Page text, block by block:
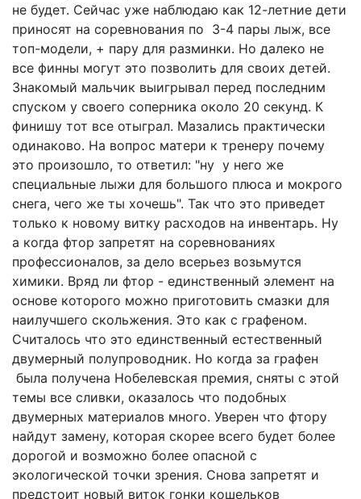
не будет. Сейчас уже наблюдаю как 12-летние дети
приносят на соревнования по 3-4 пары лыж, все
топ-модели, + пару для разминки. Но далеко не
все финны могут это позволить для своих детей.
Знакомый мальчик выигрывал перед последним
спуском у своего соперника около 20 секунд. К
финишу тот все отыграл. Мазались практически
одинаково. На вопрос матери к тренеру почему
это произошло, то ответил: "ну у него же
специальные лыжи для большого плюса и мокрого
снега, чего же ты хочешь". Так что это приведет
только к новому витку расходов на инвентарь. Ну
а когда фтор запретят на соревнованиях
профессионалов, за дело всерьез возьмутся
химики. Вряд ли фтор - единственный элемент на
основе которого можно приготовить смазки для
наилучшего скольжения. Это как с графеном.
Считалось что это единственный естественный
двумерный полупроводник. Но когда за графен
была получена Нобелевская премия, сняты с этой
темы все сливки, оказалось что подобных
двумерных материалов много. Уверен что фтору
найдут замену, которая скорее всего будет более
дорогой и возможно более опасной с
экологической точки зрения. Снова запретят и
предстоит новый виток гонки кошельков